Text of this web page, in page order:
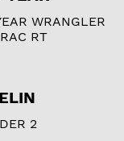
WRANGLER
RT
2